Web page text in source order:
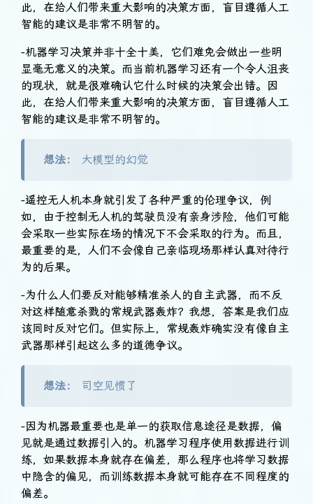
此，在给人们带来重大影响的决策方面，盲目遵循人工
智能的建议是非常不明智的。
-机器学习决策并非十全十美，它们难免会做出一些明
显毫无意义的决策。而当前机器学习还有一个令人沮丧
的现状，就是很难确认它什么时候的决策会出错。因
此，在给人们带来重大影响的决策方面，盲目遵循人工
智能的建议是非常不明智的。
想法： 大模型的幻觉
-遥控无人机本身就引发了各种严重的伦理争议，例
如，由于控制无人机的驾驶员没有亲身涉险，他们可能
会采取一些实际在场的情况下不会采取的行为。而且，
最重要的是，人们不会像自己亲临现场那样认真对待行
为的后果。
-为什么人们要反对能够精准杀人的自主武器，而不反
对这样随意杀戮的常规武器轰炸？我想，答案是我们应
该同时反对它们。但实际上，常规轰炸确实没有像自主
武器那样引起这么多的道德争议。
想法： 司空见惯了
-因为机器最重要也是单一的获取信息途径是数据，偏
见就是通过数据引入的。机器学习程序使用数据进行训
练，如果数据本身就存在偏差，那么程序也将学习数据
中隐含的偏见，而训练数据本身就可能存在不同程度的
偏差。